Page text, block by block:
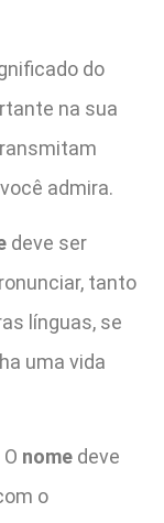
do
na sua
admira.
deve ser
tanto
línguas, se
uma vida
O nome deve
o